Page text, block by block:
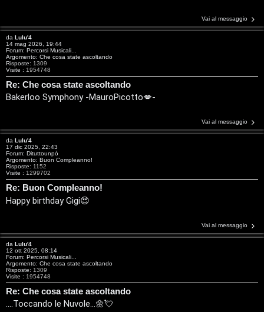
s
e
n
z
r
i
s
p
o
s
t
a
Vai al messaggio
da Lulu'4
14 mag 2026, 19:44
Forum: Percorsi Musicali...
Argomento: Che cosa state ascoltando
Risposte: 1309
Visite : 1954748
Re: Che cosa state ascoltando
Bakerloo Symphony -MauroPicotto💋-
Vai al messaggio
da Lulu'4
17 dic 2025, 22:43
Forum: Dituttounpò
Argomento: Buon Compleanno!
Risposte: 1152
Visite : 1299702
Re: Buon Compleanno!
Happy birthday Gigi😍
Vai al messaggio
da Lulu'4
12 ott 2025, 08:14
Forum: Percorsi Musicali...
Argomento: Che cosa state ascoltando
Risposte: 1309
Visite : 1954748
Re: Che cosa state ascoltando
....Toccando le Nuvole...🌼💘
i
G
i
g
D
'
A
g
s
t
i
n